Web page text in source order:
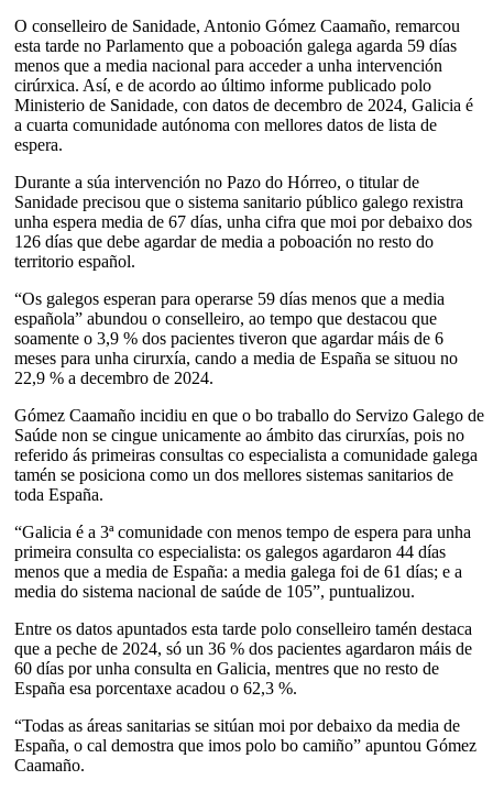
O conselleiro de Sanidade, Antonio Gómez Caamaño, remarcou
esta tarde no Parlamento que a poboación galega agarda 59 días
menos que a media nacional para acceder a unha intervención
cirúrxica. Así, e de acordo ao último informe publicado polo
Ministerio de Sanidade, con datos de decembro de 2024, Galicia é
a cuarta comunidade autónoma con mellores datos de lista de
espera.
Durante a súa intervención no Pazo do Hórreo, o titular de
Sanidade precisou que o sistema sanitario público galego rexistra
unha espera media de 67 días, unha cifra que moi por debaixo dos
126 días que debe agardar de media a poboación no resto do
territorio español.
“Os galegos esperan para operarse 59 días menos que a media
española” abundou o conselleiro, ao tempo que destacou que
soamente o 3,9 % dos pacientes tiveron que agardar máis de 6
meses para unha cirurxía, cando a media de España se situou no
22,9 % a decembro de 2024.
Gómez Caamaño incidiu en que o bo traballo do Servizo Galego de
Saúde non se cingue unicamente ao ámbito das cirurxías, pois no
referido ás primeiras consultas co especialista a comunidade galega
tamén se posiciona como un dos mellores sistemas sanitarios de
toda España.
“Galicia é a 3ª comunidade con menos tempo de espera para unha
primeira consulta co especialista: os galegos agardaron 44 días
menos que a media de España: a media galega foi de 61 días; e a
media do sistema nacional de saúde de 105”, puntualizou.
Entre os datos apuntados esta tarde polo conselleiro tamén destaca
que a peche de 2024, só un 36 % dos pacientes agardaron máis de
60 días por unha consulta en Galicia, mentres que no resto de
España esa porcentaxe acadou o 62,3 %.
“Todas as áreas sanitarias se sitúan moi por debaixo da media de
España, o cal demostra que imos polo bo camiño” apuntou Gómez
Caamaño.